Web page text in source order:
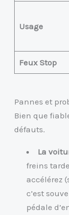
Usage
Feux Stop
Pannes et
Bien que
défauts.
La
freins
accélérez
c’est
pédale